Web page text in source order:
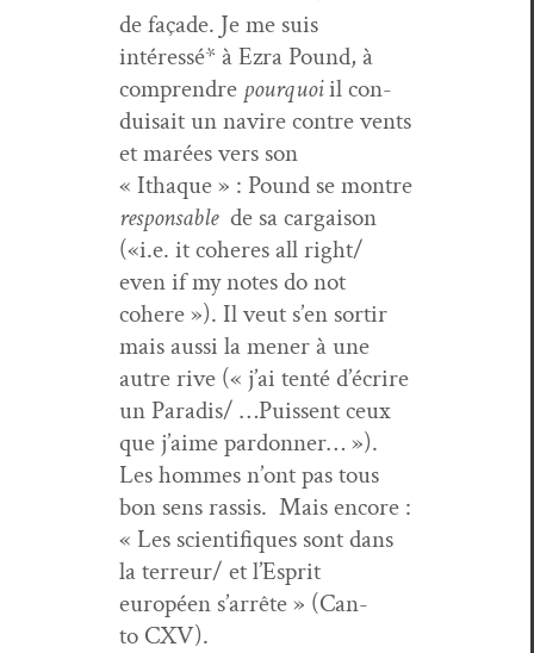
de façade. Je me suis
intéressé* à Ezra Pound, à
com­pren­dre pourquoiil con­
dui­sait un navire con­tre vents
et marées vers son
« Ithaque » : Pound se mon­tre
respon­s­able de sa car­gai­son
(«i.e. it coheres all right/
even if my notes do not
cohere »). Il veut s’en sor­tir
mais aus­si la men­er à une
autre rive (« j’ai ten­té d’écrire
un Paradis/ …Puis­sent ceux
que j’aime par­don­ner… »).
Les hommes n’ont pas tous
bon sens ras­sis. Mais encore :
« Les sci­en­tifiques sont dans
la terreur/ et l’Esprit
européen s’arrête » (Can­
to CXV).